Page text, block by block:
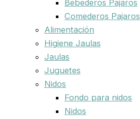
Bebederos Pajaros
Comederos Pajaros
Alimentación
Higiene Jaulas
Jaulas
Juguetes
Nidos
Fondo para nidos
Nidos